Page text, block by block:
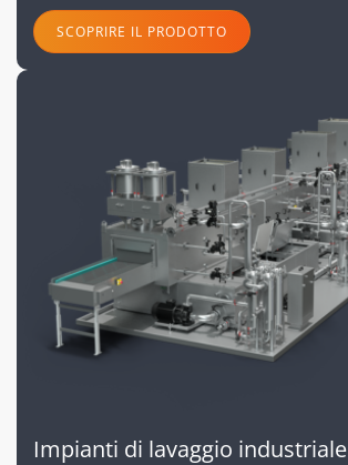
SCOPRIRE IL PRODOTTO
Impianti di lavaggio industriale